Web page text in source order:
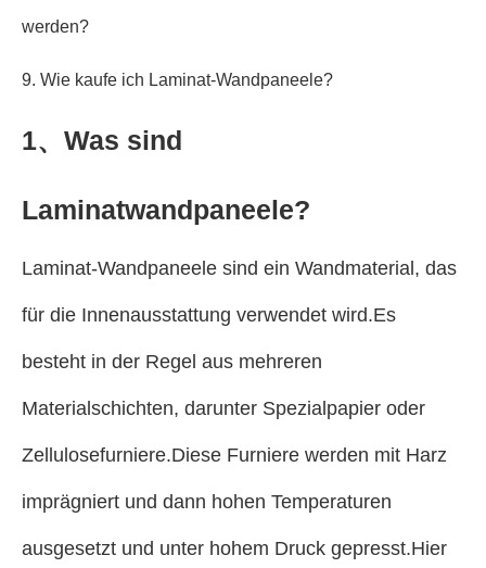
werden?
9. Wie kaufe ich Laminat-Wandpaneele?
1、Was sind
Laminatwandpaneele?
Laminat-Wandpaneele sind ein Wandmaterial, das
für die Innenausstattung verwendet wird.Es
besteht in der Regel aus mehreren
Materialschichten, darunter Spezialpapier oder
Zellulosefurniere.Diese Furniere werden mit Harz
imprägniert und dann hohen Temperaturen
ausgesetzt und unter hohem Druck gepresst.Hier